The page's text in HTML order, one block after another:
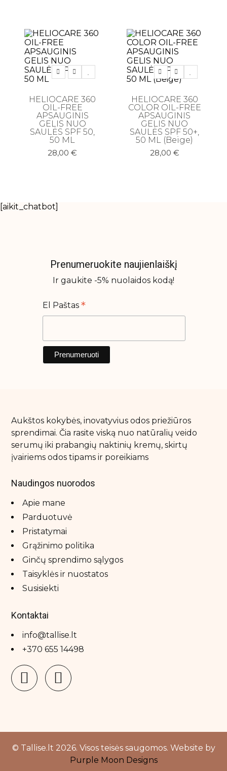
Plaukų kaukės ir ampulės
Plaukų kondicionieriai
Plaukų kondicionieriai
Plaukų kremai
Plaukų šampūnai
Plaukų šepečiai
Plaukų serumai ir aliejai
Rinkiniai su nuolaida
Kūno priežiūra
Kūno kremai ir losjonai
Kūno prausikliai, šveitikliai
Kūno purškikliai
Rankų kremas
Savaiminio įdegio priemonės
Ahava
Azure tan
Barex italiana
Biretix
Black Limba
Blondesister
Cloud Nine
CONTEMPORA
Cu skin
Delilah
Diva Pro Styling
Dr.Pepti
EIIO
Emmanuelle Jane Paris
Endocare
Evo
Fontana Contarini
HELIOCARE 360
OIL-FREE
APSAUGINIS
GELIS NUO
SAULĖS SPF 50,
50 ML
28,00€
HELIOCARE 360
COLOR OIL-FREE
APSAUGINIS
GELIS NUO
SAULĖS SPF 50+,
50 ML (Beige)
28,00 €
[aikit_chatbot]
Prenumeruokite naujienlaiškį
Ir gaukite -5% nuolaidos kodą!
El Paštas *
Aukštos kokybės, inovatyvius odos priežiūros
sprendimai. Čia rasite viską nuo natūralių veido
serumų iki prabangių naktinių kremų, skirtų
įvairiems odos tipams ir poreikiams
Naudingos nuorodos
Apie mane
Parduotuvė
Pristatymai
Grąžinimo politika
Ginčų sprendimo sąlygos
Taisyklės ir nuostatos
Susisiekti
Kontaktai
info@tallise.lt
+370 655 14498
© Tallise.lt 2026. Visos teisės saugomos. Website by
Purple Moon Designs